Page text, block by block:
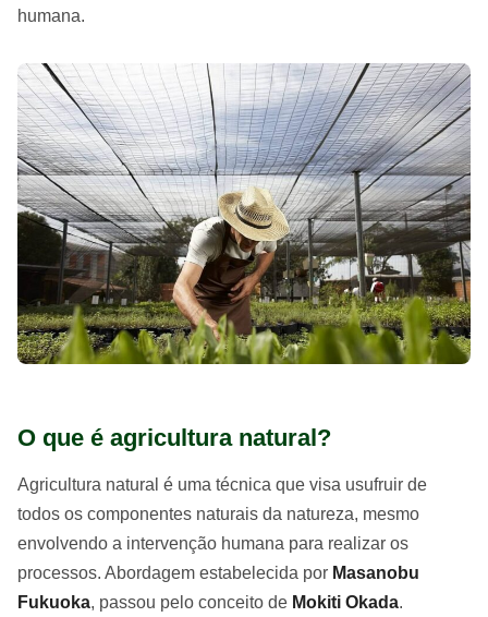
humana.
O que é agricultura natural?
Agricultura natural é uma técnica que visa usufruir de
todos os componentes naturais da natureza, mesmo
envolvendo a intervenção humana para realizar os
processos. Abordagem estabelecida por Masanobu
Fukuoka, passou pelo conceito de Mokiti Okada.